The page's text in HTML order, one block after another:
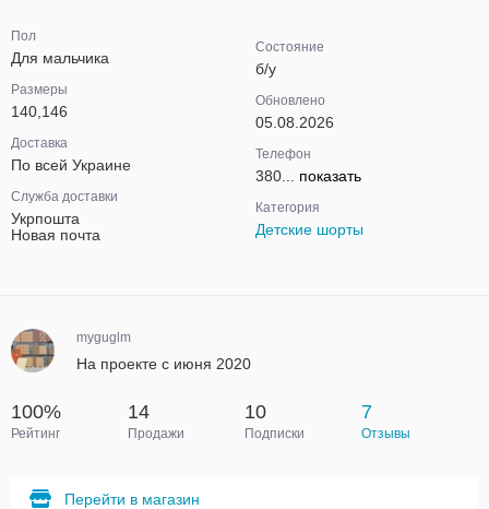
Пол
Для мальчика
Размеры
140,146
Доставка
По всей Украине
Служба доставки
Укрпошта
Новая почта
Состояние
б/у
Обновлено
05.08.2026
Телефон
380... показать
Категория
Детские шорты
myguglm
На проекте с июня 2020
100%
Рейтинг
14
Продажи
10
Подписки
7
Отзывы
Перейти в магазин